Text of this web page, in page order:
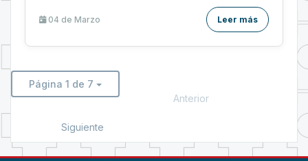
04 de Marzo Leer más
Página 1 de 7
Anterior
Siguiente